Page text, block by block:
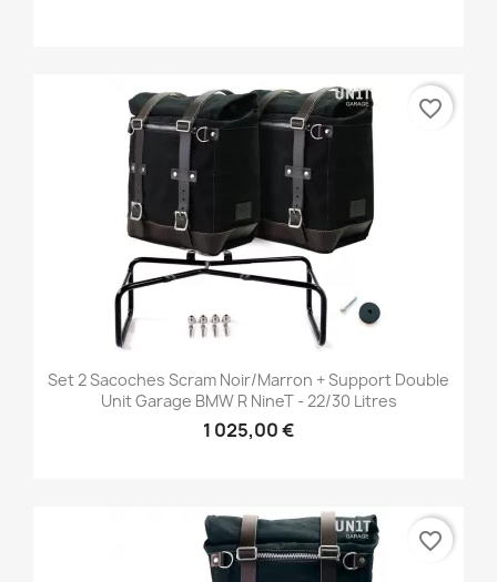
Set 2 Sacoches Scram Noir/marron + Support Double
Unit Garage BMW R NineT - 22/30 Litres
1 025,00 €
favorite_border
favorite_border